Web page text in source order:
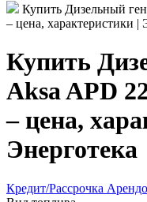
Купить Дизельный
– цена, характеристики |
Купить
Aksa APD
– цена,
Энерготека
Кредит/Рассрочка